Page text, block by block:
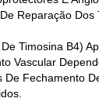
Reparação Dos
Timosina Β4)
Vascular
De Fechamento